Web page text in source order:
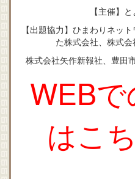
【主催】
【出題協力】ひまわりネッ
た株式会社、株式会
株式会社矢作新報社、豊田
WEB
はこ